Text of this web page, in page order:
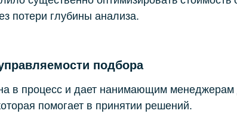
потери глубины анализа.
подбора
в процесс и дает нанимающим менеджерам
помогает в принятии решений.